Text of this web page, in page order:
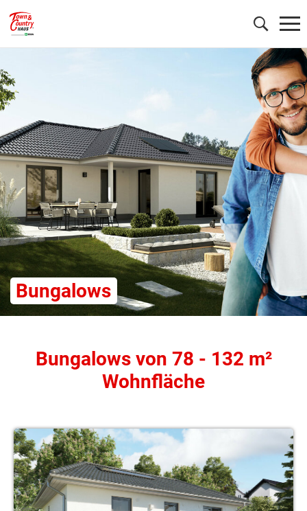
Bungalows
Bungalows von 78 - 132 m²
Wohnfläche
Wonach möchten Sie suchen?